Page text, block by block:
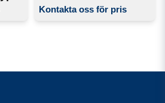
Kontakta oss för pris